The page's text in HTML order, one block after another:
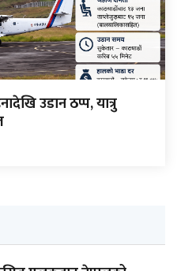
उडान ठप्प, यात्रु